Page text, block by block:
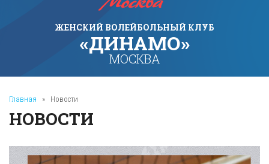
ЖЕНСКИЙ ВОЛЕЙБОЛЬНЫЙ КЛУБ
«ДИНАМО»
МОСКВА
Главная » Новости
НОВОСТИ